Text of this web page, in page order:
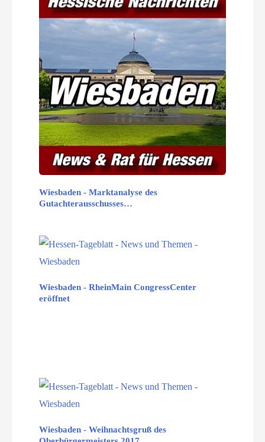
Wiesbaden - Marktanalyse des
Gutachterausschusses…
Wiesbaden - RheinMain CongressCenter
eröffnet
Wiesbaden - Weihnachtsgruß des